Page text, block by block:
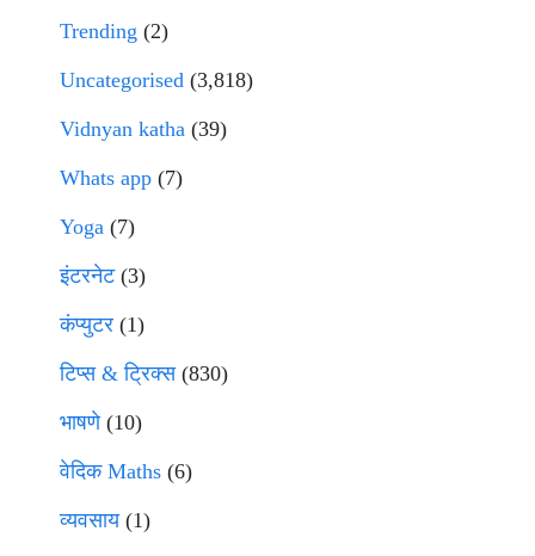
Trending (2)
Uncategorised (3,818)
Vidnyan katha (39)
Whats app (7)
Yoga (7)
इंटरनेट(3)
कंप्युटर (1)
टिप्स & ट्रिक्स(830)
भाषणे(10)
वेदिक Maths (6)
व्यवसाय(1)